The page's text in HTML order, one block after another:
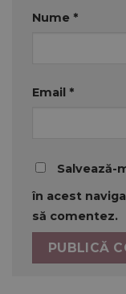
Nume *
Email *
Salvează-
în acest
să comentez.